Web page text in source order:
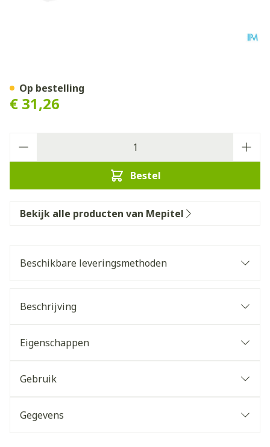
€ 31,26
Bestel
Op bestelling
Bekijk alle producten van Mepitel
Beschikbare leveringsmethoden
Beschrijving
Eigenschappen
Gebruik
Gegevens